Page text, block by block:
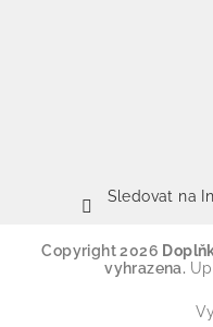
Sledovat na
Copyright 2026
vyhrazena.